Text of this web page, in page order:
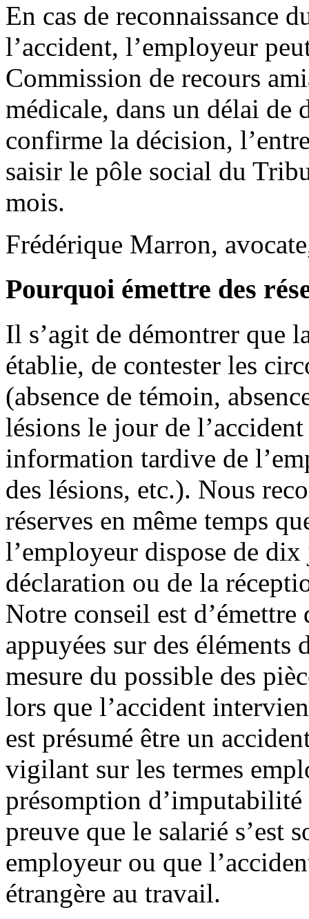
En cas de reconnaissance
l’accident, l’employeur
Commission de recours
médicale, dans un délai de
confirme la décision,
saisir le pôle social du
mois.
Frédérique Marron,
Pourquoi émettre des
Il s’agit de démontrer que
établie, de contester les
(absence de témoin,
lésions le jour de
information tardive de
des lésions, etc.). Nous
réserves en même temps
l’employeur dispose de
déclaration ou de la
Notre conseil est d’émettre
appuyées sur des
mesure du possible des
lors que l’accident
est présumé être un
vigilant sur les termes
présomption d’imputabilité
preuve que le salarié s’est
employeur ou que
étrangère au travail.